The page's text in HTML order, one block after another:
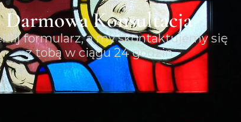
Darmowa Konsultacja
formularz, a my skontaktujemy się
z tobą w ciągu 24 godzin